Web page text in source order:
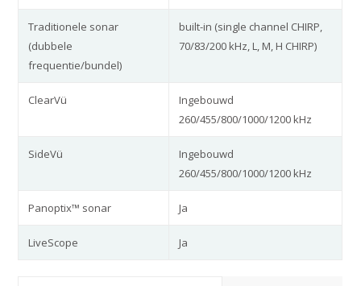
Traditionele sonar
(dubbele
frequentie/bundel)
built-in (single channel CHIRP,
70/83/200 kHz, L, M, H CHIRP)
ClearVü
Ingebouwd
260/455/800/1000/1200 kHz
SideVü
Ingebouwd
260/455/800/1000/1200 kHz
Panoptix™ sonar Ja
LiveScope Ja